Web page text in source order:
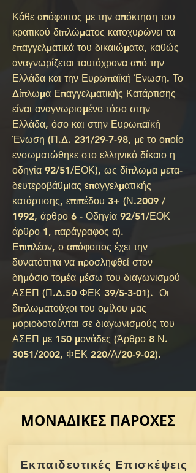
Κάθε απόφοιτος με την απόκτηση του
κρατικού διπλώματος κατοχυρώνει τα
επαγγελματικά του δικαιώματα, καθώς
αναγνωρίζεται ταυτόχρονα από την
Ελλάδα και την Ευρωπαϊκή Ένωση. Το
Δίπλωμα Επαγγελματικής Κατάρτισης
είναι αναγνωρισμένο τόσο στην
Ελλάδα, όσο και στην Ευρωπαϊκή
Ένωση (Π.Δ. 231/29-7-98, με το οποίο
ενσωματώθηκε στο ελληνικό δίκαιο η
οδηγία 92/51/ΕΟΚ), ως δίπλωμα μετα-
δευτεροβάθμιας επαγγελματικής
κατάρτισης, επιπέδου 3+ (Ν.2009 /
1992, άρθρο 6 - Οδηγία 92/51/ΕΟΚ
άρθρο 1, παράγραφος α).
Επιπλέον, ο απόφοιτος έχει την
δυνατότητα να προσληφθεί στον
δημόσιο τομέα μέσω του διαγωνισμού
ΑΣΕΠ (Π.Δ.50 ΦΕΚ 39/5-3-01). Οι
διπλωματούχοι του ομίλου μας
μοριοδοτούνται σε διαγωνισμούς του
ΑΣΕΠ με 150 μονάδες (Άρθρο 8 Ν.
3051/2002, ΦΕΚ 220/Α/20-9-02).
ΜΟΝΑΔΙΚΕΣ ΠΑΡΟΧΕΣ
Εκπαιδευτικές Επισκέψεις